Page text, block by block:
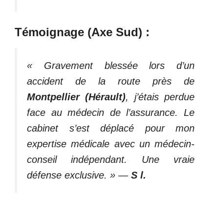
Témoignage (Axe Sud) :
« Gravement blessée lors d’un
accident de la route près de
Montpellier (Hérault), j’étais perdue
face au médecin de l’assurance. Le
cabinet s’est déplacé pour mon
expertise médicale avec un médecin-
conseil indépendant. Une vraie
défense exclusive. » — S l.